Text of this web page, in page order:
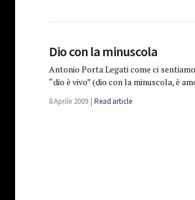
Dio con la minuscola
Antonio Porta Legati come ci
“dio è vivo” (dio con la minuscola, è
8 Aprile 2009 Read article